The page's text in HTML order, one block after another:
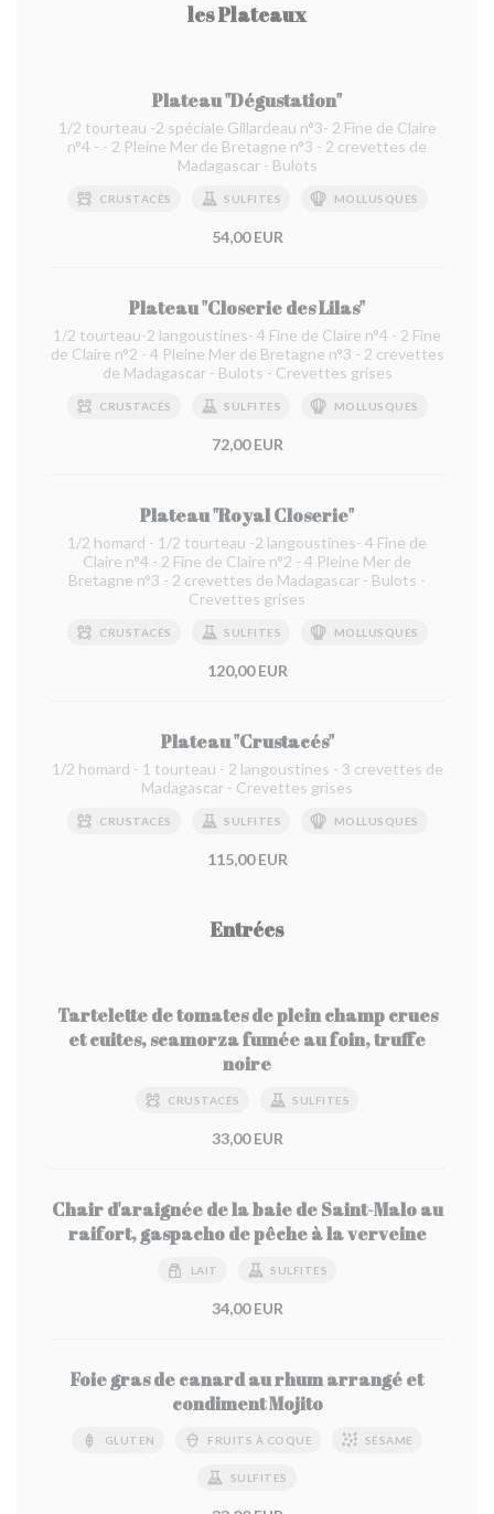
les Plateaux
Plateau "Dégustation"
1/2 tourteau -2 spéciale Gillardeau n°3- 2 Fine de Claire
n°4 - - 2 Pleine Mer de Bretagne n°3 - 2 crevettes de
Madagascar - Bulots
CRUSTACÉS SULFITES MOLLUSQUES
54,00 EUR
Plateau "Closerie des Lilas"
1/2 tourteau-2 langoustines- 4 Fine de Claire n°4 - 2 Fine
de Claire n°2 - 4 Pleine Mer de Bretagne n°3 - 2 crevettes
de Madagascar - Bulots - Crevettes grises
CRUSTACÉS SULFITES MOLLUSQUES
72,00 EUR
Plateau "Royal Closerie"
1/2 homard - 1/2 tourteau -2 langoustines- 4 Fine de
Claire n°4 - 2 Fine de Claire n°2 - 4 Pleine Mer de
Bretagne n°3 - 2 crevettes de Madagascar - Bulots -
Crevettes grises
CRUSTACÉS SULFITES MOLLUSQUES
120,00 EUR
Plateau "Crustacés"
1/2 homard - 1 tourteau - 2 langoustines - 3 crevettes de
Madagascar - Crevettes grises
CRUSTACÉS SULFITES MOLLUSQUES
115,00 EUR
Entrées
Tartelette de tomates de plein champ crues
et cuites, scamorza fumée au foin, truffe
noire
CRUSTACÉS SULFITES
33,00 EUR
Chair d'araignée de la baie de Saint-Malo au
raifort, gaspacho de pêche à la verveine
LAIT SULFITES
34,00 EUR
Foie gras de canard au rhum arrangé et
condiment Mojito
GLUTEN FRUITS À COQUE SÉSAME
SULFITES